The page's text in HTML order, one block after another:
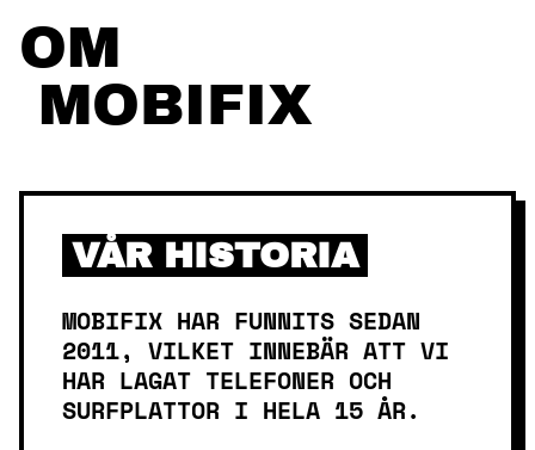
to
content
OM
MOBIFIX
VÅR HISTORIA
MOBIFIX HAR FUNNITS SEDAN
2011, VILKET INNEBÄR ATT VI
HAR LAGAT TELEFONER OCH
SURFPLATTOR I HELA 15 ÅR.